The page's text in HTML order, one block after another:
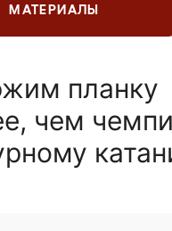
МАТЕРИАЛЫ
планку
чем